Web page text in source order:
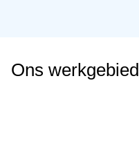
Ons werkgebied